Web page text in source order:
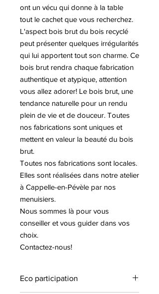
ont un vécu qui donne à la table
tout le cachet que vous recherchez.
L'aspect bois brut du bois recyclé
peut présenter quelques irrégularités
qui lui apportent tout son charme. Ce
bois brut rendra chaque fabrication
authentique et atypique, attention
vous allez adorer! Le bois brut, une
tendance naturelle pour un rendu
plein de vie et de douceur. Toutes
nos fabrications sont uniques et
mettent en valeur la beauté du bois
brut.
Toutes nos fabrications sont locales.
Elles sont réalisées dans notre atelier
à Cappelle-en-Pévèle par nos
menuisiers.
Nous sommes là pour vous
conseiller et vous guider dans vos
choix.
Contactez-nous!
Eco participation